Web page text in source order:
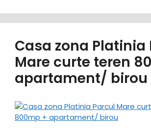
Casa zona Platinia
Mare curte teren
apartament/ birou